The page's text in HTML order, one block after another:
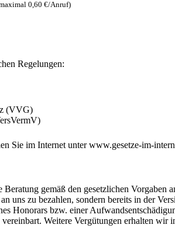
0,60 €/​Anruf)
Regelungen:
(VVG)
Sie im Internet unter www.gesetze-im-
gemäß den gesetzlichen
uns zu bezahlen, sondern bereits in der
Honorars bzw. einer
Weitere Vergütungen erhalten wir